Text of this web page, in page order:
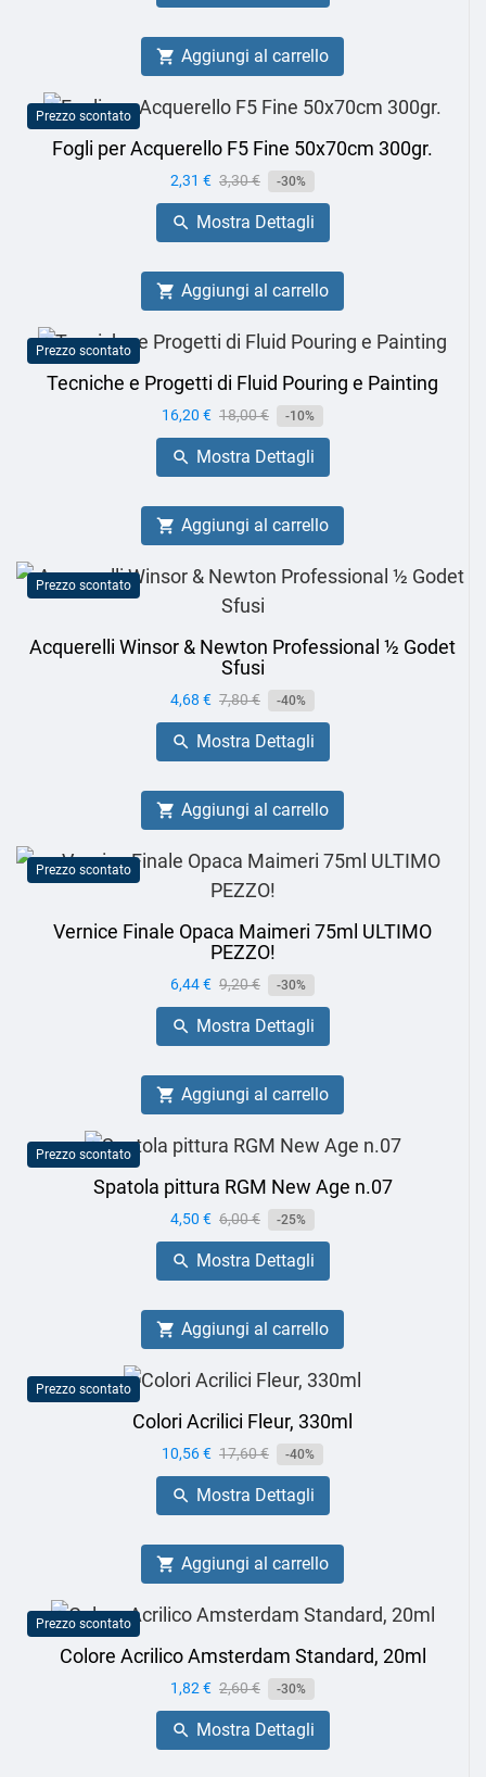
 Aggiungi al carrello
Prezzo scontato
Fogli per Acquerello F5 Fine 50x70cm 300gr.
Prezzo
2,31 € Prezzo
base
3,30 € -30%
 Mostra Dettagli
 Aggiungi al carrello
Prezzo scontato
Tecniche e Progetti di Fluid Pouring e Painting
Prezzo
16,20 € Prezzo
base
18,00 € -10%
 Mostra Dettagli
 Aggiungi al carrello
Prezzo scontato
Acquerelli Winsor & Newton Professional ½ Godet
Sfusi
Prezzo
4,68 € Prezzo
base
7,80 € -40%
 Mostra Dettagli
 Aggiungi al carrello
Prezzo scontato
Vernice Finale Opaca Maimeri 75ml ULTIMO
PEZZO!
Prezzo
6,44 € Prezzo
base
9,20 € -30%
 Mostra Dettagli
 Aggiungi al carrello
Prezzo scontato
Spatola pittura RGM New Age n.07
Prezzo
4,50 € Prezzo
base
6,00 € -25%
 Mostra Dettagli
 Aggiungi al carrello
Prezzo scontato
Colori Acrilici Fleur, 330ml
Prezzo
10,56 € Prezzo
base
17,60 € -40%
 Mostra Dettagli
 Aggiungi al carrello
Prezzo scontato
Colore Acrilico Amsterdam Standard, 20ml
Prezzo
1,82 € Prezzo
base
2,60 € -30%
 Mostra Dettagli